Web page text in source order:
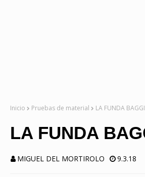
Inicio Pruebas de material LA FUNDA
LA FUNDA
MIGUEL DEL MORTIROLO 9.3.18